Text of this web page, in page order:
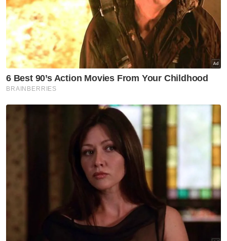
Mengulas lanjut, Abdul Halim memaklumkan,
setakat ini seramai 19 saksi dan empat
suspek telah dirakam percakapan bagi
membantu siasatan.
Katanya, siasatan awal mendapati
pemindahan tiga ekor gajah iaitu Dara, Amoi
dan Kelat dari Zoo Taiping ke Zoo Tennoji
adalah sebahagian daripada pelaksanaan
memorandum persefahaman (MoU) antara
kedua-dua zoo berkenaan.
Hasil siasatan turut mendapati kos
pemindahan gajah tersebut ditanggung
sepenuhnya oleh Zoo Tennoji, Osaka melalui
syarikat yang dilantik, bukannya kerajaan